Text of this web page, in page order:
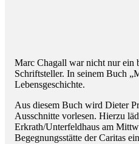
Marc Chagall war nicht nur ein
Schriftsteller. In seinem Buch
Lebensgeschichte.
Aus diesem Buch wird Dieter
Ausschnitte vorlesen. Hierzu
Erkrath/Unterfeldhaus am
Begegnungsstätte der Caritas